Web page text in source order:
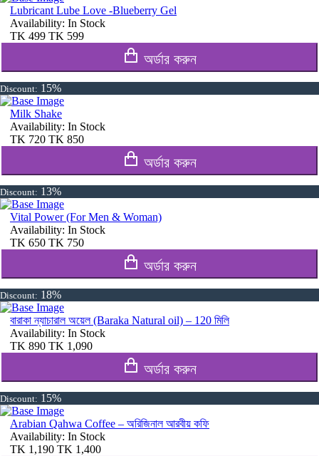
Lubricant Lube Love -Blueberry Gel
Availability: In Stock
TK 499 TK 599
অর্ডার করুন
Discount: 15%
Milk Shake
Availability: In Stock
TK 720 TK 850
অর্ডার করুন
Discount: 13%
Vital Power (For Men & Woman)
Availability: In Stock
TK 650 TK 750
অর্ডার করুন
Discount: 18%
বারাকা ন্যাচারাল অয়েল (Baraka Natural oil) – 120 মিলি
Availability: In Stock
TK 890 TK 1,090
অর্ডার করুন
Discount: 15%
Arabian Qahwa Coffee – অরিজিনাল আরবীয় কফি
Availability: In Stock
TK 1,190 TK 1,400